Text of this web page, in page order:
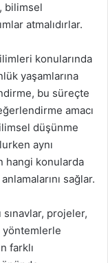
bilimsel
atmalıdırlar.
konularında
yaşamlarına
bu süreçte
amacı
düşünme
aynı
hangi konularda
sağlar.
projeler,
yöntemlerle
farklı